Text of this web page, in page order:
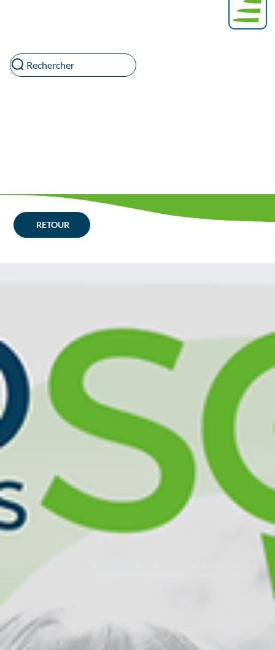
Rechercher
RETOUR